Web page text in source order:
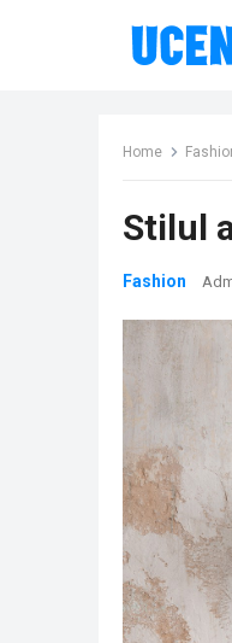
Home
Stilul
Fashion